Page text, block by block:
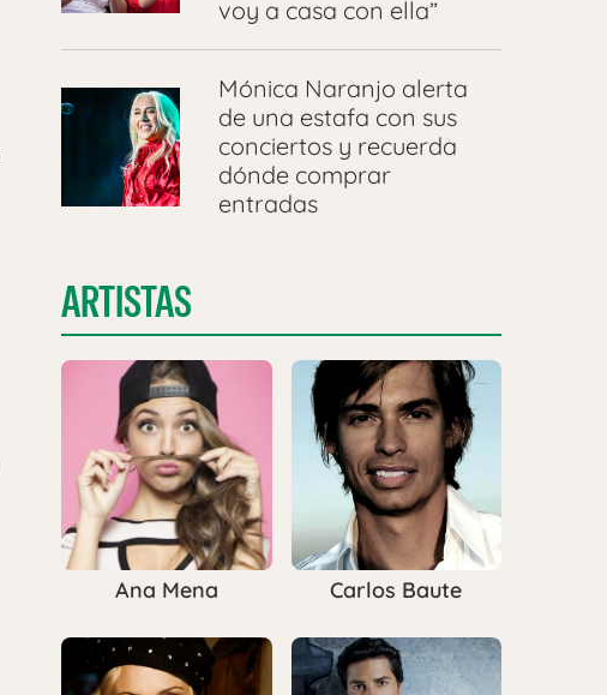
voy a casa con ella”
Mónica Naranjo alerta
de una estafa con sus
conciertos y recuerda
dónde comprar
entradas
ARTISTAS
Ana Mena Carlos Baute